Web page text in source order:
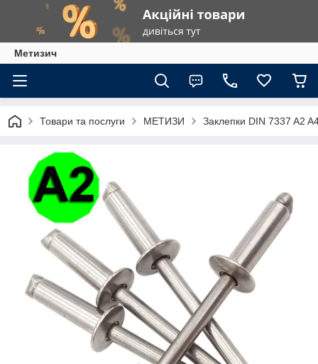
Метизич
Товари та послуги МЕТИЗИ Заклепки DIN 7337 A2